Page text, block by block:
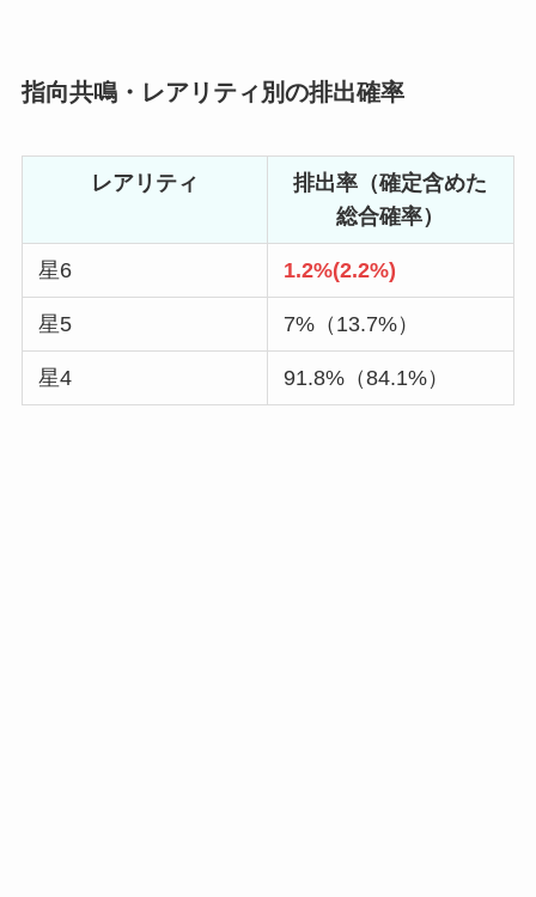
指向共鳴・レアリティ別の排出確率
レアリティ
排出率（確定含めた
総合確率）
星6 1.2%(2.2%)
星5 7%（13.7%）
星4 91.8%（84.1%）